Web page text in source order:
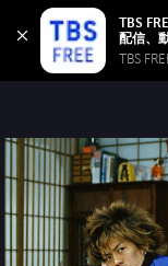
TBS
TBS
TBS FREE
無料見逃し配信